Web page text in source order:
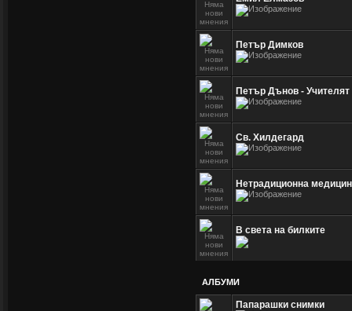
Петър Димков
Петър Дънов - Учителят
Св. Хилдегард
Нетрадиционна
В света на билките
АЛБУМИ
Папарашки снимки